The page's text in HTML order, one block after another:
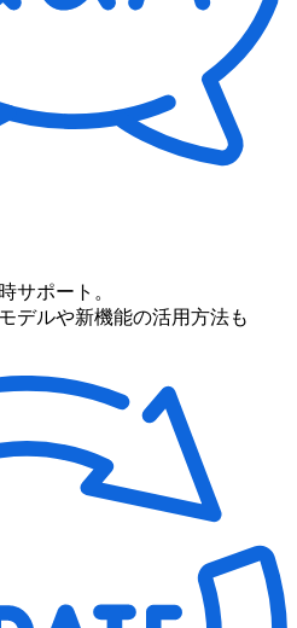
サポート。
デルや新機能の活用方法も